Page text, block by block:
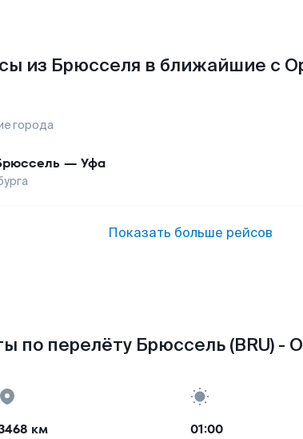
из Брюсселя в ближайшие с
города
— Уфа
Показать больше рейсов
по перелёту Брюссель (BRU) -
км 01:00